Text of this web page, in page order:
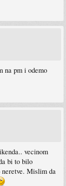
na pm i odemo
vecinom
bi to bilo
neretve. Mislim da